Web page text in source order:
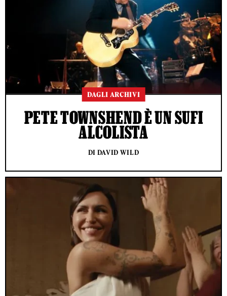
DAGLI ARCHIVI
PETE TOWNSHEND È UN SUFI
ALCOLISTA
DI DAVID WILD